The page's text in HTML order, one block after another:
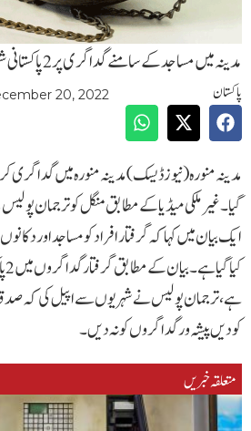
مدینہ میں مساجد کے سامنے گداگری پر 2 پاکستانی شہری گرفتار
پاکستان 20, 2022
مدینہ منورہ (نیوزڈیسک)مدینہ منورہ میں گداگری
گیا۔غیرملکی میڈیاکے مطابق منگل کو ترجمان
ایک بیان میں کہاکہ گرفتار افراد کو مساجد اور
ہے،ترجمان پولیس نے شہریوں سے اپیل کی کہ
کودیں پیشہ ورگداگروں کونہ دیں۔
متعلقہ خبریں